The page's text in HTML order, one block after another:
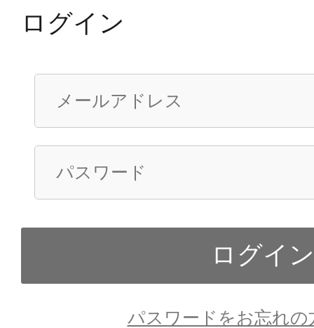
ログイン
パスワードをお忘れの